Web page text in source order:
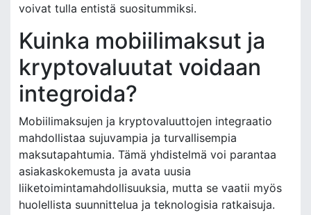
voivat tulla entistä suositummiksi.
Kuinka mobiilimaksut ja
kryptovaluutat voidaan
integroida?
Mobiilimaksujen ja kryptovaluuttojen integraatio
mahdollistaa sujuvampia ja turvallisempia
maksutapahtumia. Tämä yhdistelmä voi parantaa
asiakaskokemusta ja avata uusia
liiketoimintamahdollisuuksia, mutta se vaatii myös
huolellista suunnittelua ja teknologisia ratkaisuja.